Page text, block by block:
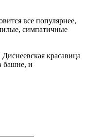
все популярнее,
симпатичные
красавица
башне, и